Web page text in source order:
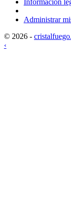
Administrar
© 2026 -
‹